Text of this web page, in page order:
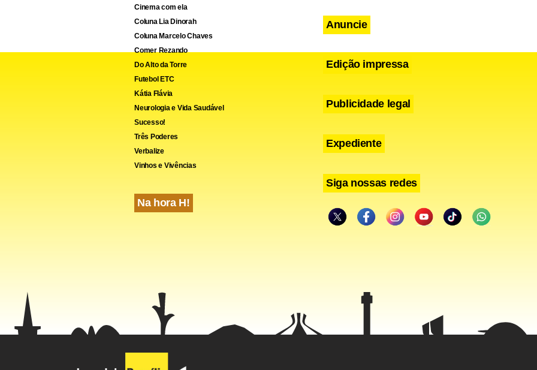
Cinema com ela
Coluna Lia Dinorah
Coluna Marcelo Chaves
Comer Rezando
Do Alto da Torre
Futebol ETC
Kátia Flávia
Neurologia e Vida Saudável
Sucesso!
Três Poderes
Verbalize
Vinhos e Vivências
Na hora H!
Anuncie
Edição impressa
Publicidade legal
Expediente
Siga nossas redes